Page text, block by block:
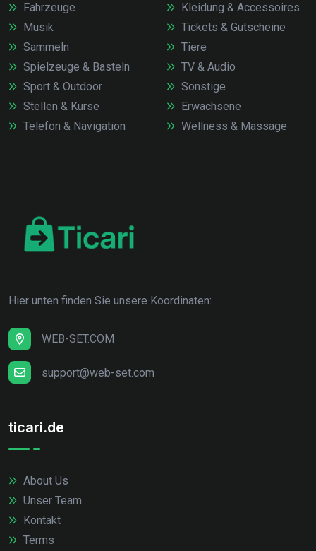
Fahrzeuge
Kleidung & Accessoires
Musik
Sammeln
Spielzeuge & Basteln
Sport & Outdoor
Stellen & Kurse
Telefon & Navigation
Tickets & Gutscheine
Tiere
TV & Audio
Sonstige
Erwachsene
Wellness & Massage
Hier unten finden Sie unsere Koordinaten:
WEB-SET.COM
support@web-set.com
ticari.de
About Us
Unser Team
Kontakt
Terms